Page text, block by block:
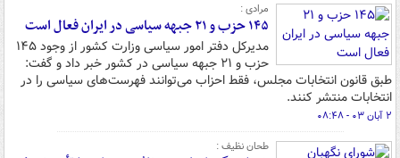
مرادی :
۱۴۵ حزب و ۲۱ جبهه سیاسی در ایران فعال است
مدیرکل دفتر امور سیاسی وزارت کشور از وجود ۱۴۵
حزب و ۲۱ جبهه سیاسی در کشور خبر داد و گفت:
طبق قانون انتخابات مجلس، فقط احزاب می‌توانند فهرست‌های سیاسی را در
انتخابات منتشر کنند.
۲ آبان ۰۳ - ۰۸:۴۸
طحان نظیف :